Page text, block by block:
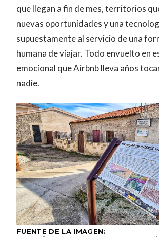
que llegan a fin de mes, territorios
nuevas oportunidades y una
supuestamente al servicio de una
humana de viajar. Todo envuelto en
emocional que Airbnb lleva años
nadie.
FUENTE DE LA IMAGEN: